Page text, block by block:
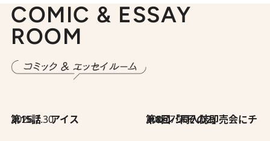
COMIC & ESSAY
ROOM
2026.7.30
第15話 アイス 2026.7.30
第8回「同人誌即売会にチャレンジ その2」